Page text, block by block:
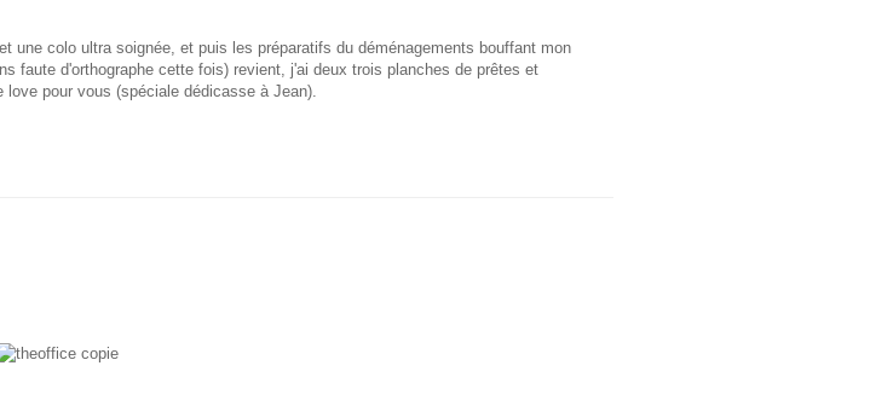
une colo ultra soignée, et puis les préparatifs du déménagements bouffant mon
faute d'orthographe cette fois) revient, j'ai deux trois planches de prêtes et
pour vous (spéciale dédicasse à Jean).